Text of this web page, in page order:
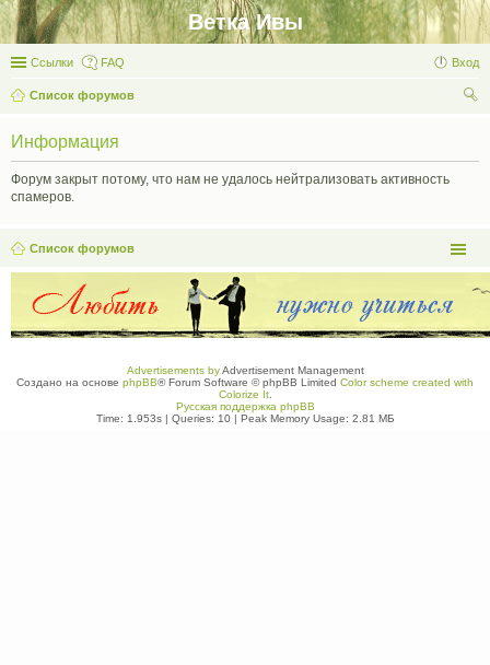
Ветка Ивы
Ссылки FAQ Вход
Список форумов
Информация
Форум закрыт потому, что нам не удалось нейтрализовать активность
спамеров.
Список форумов
Advertisements byAdvertisement Management
Создано на основе phpBB® Forum Software © phpBB Limited Color scheme created with
Colorize It.
Русская поддержка phpBB
Time: 1.953s| Queries: 10| Peak Memory Usage: 2.81 МБ